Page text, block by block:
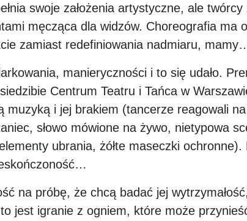
swoje założenia artystyczne, ale
męcząca dla widzów. Choreografia ma
zamiast redefiniowania nadmiaru,
manieryczności i to się udało.
Centrum Teatru i Tańca w
i jej brakiem (tancerze reagowali
słowo mówione na żywo, nietypowa
ubrania, żółte maseczki ochronne).
na próbę, że chcą badać jej
jest igranie z ogniem, które może